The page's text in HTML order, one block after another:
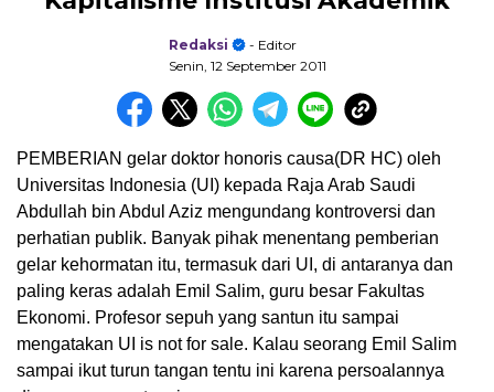
Redaksi
- Editor
Senin, 12 September 2011
PEMBERIAN gelar doktor honoris causa(DR HC) oleh
Universitas Indonesia (UI) kepada Raja Arab Saudi
Abdullah bin Abdul Aziz mengundang kontroversi dan
perhatian publik. Banyak pihak menentang pemberian
gelar kehormatan itu, termasuk dari UI, di antaranya dan
paling keras adalah Emil Salim, guru besar Fakultas
Ekonomi. Profesor sepuh yang santun itu sampai
mengatakan UI is not for sale. Kalau seorang Emil Salim
sampai ikut turun tangan tentu ini karena persoalannya